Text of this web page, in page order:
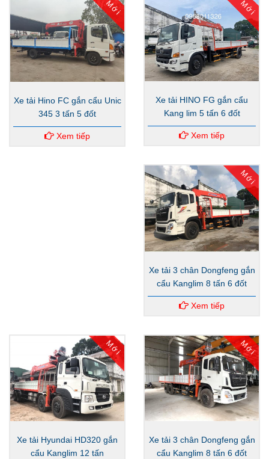
Mới
Xe tải Hino FC gắn cẩu Unic
345 3 tấn 5 đốt
Xem tiếp
Mới
Xe tải HINO FG gắn cẩu
Kang lim 5 tấn 6 đốt
Xem tiếp
Mới
Xe tải 3 chân Dongfeng gắn
cẩu Kanglim 8 tấn 6 đốt
Xem tiếp
Mới
Xe tải Hyundai HD320 gắn
cẩu Kanglim 12 tấn
Mới
Xe tải 3 chân Dongfeng gắn
cẩu Kanglim 8 tấn 6 đốt